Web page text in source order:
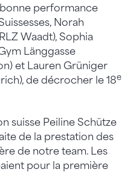
bonne performance
Norah
Waadt), Sophia
Länggasse
et Lauren Grüniger
de décrocher le 18e
suisse Peiline Schütze
de la prestation des
de notre team. Les
pour la première